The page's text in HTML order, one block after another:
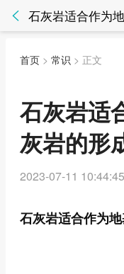
首页 > 常识 > 正文
石灰岩适
灰岩的形
2023-07-11
石灰岩适合作为地